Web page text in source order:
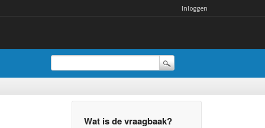
Inloggen
Wat is de vraagbaak?